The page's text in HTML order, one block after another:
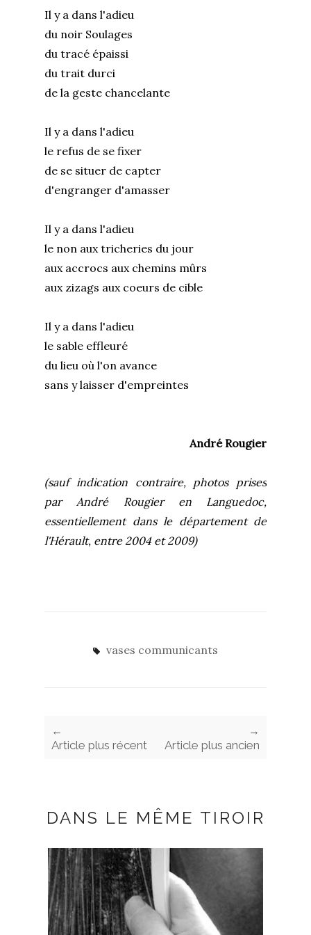
Il y a dans l'adieu
du noir Soulages
du tracé épaissi
du trait durci
de la geste chancelante
Il y a dans l'adieu
le refus de se fixer
de se situer de capter
d'engranger d'amasser
Il y a dans l'adieu
le non aux tricheries du jour
aux accrocs aux chemins mûrs
aux zizags aux coeurs de cible
Il y a dans l'adieu
le sable effleuré
du lieu où l'on avance
sans y laisser d'empreintes
André Rougier
(sauf indication contraire, photos prises
par André Rougier en Languedoc,
essentiellement dans le département de
l'Hérault, entre 2004 et 2009)
vases communicants
←
Article plus récent
→
Article plus ancien
DANS LE MÊME TIROIR